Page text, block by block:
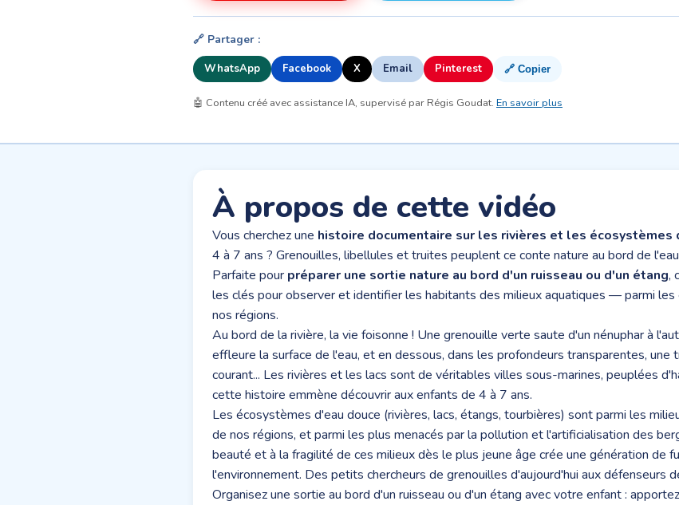
🔗 Partager :
WhatsApp Facebook X Email Pinterest 🔗 Copier
🤖 Contenu créé avec assistance IA, supervisé par Régis Goudat. En savoir plus
À propos de cette vidéo
Vous cherchez une histoire documentaire sur les rivières et les écosystèmes
4 à 7 ans ? Grenouilles, libellules et truites peuplent ce conte nature au bord de
Parfaite pour préparer une sortie nature au bord d'un ruisseau ou d'un étang,
les clés pour observer et identifier les habitants des milieux aquatiques — parmi
nos régions.
Au bord de la rivière, la vie foisonne ! Une grenouille verte saute d'un nénuphar à
effleure la surface de l'eau, et en dessous, dans les profondeurs transparentes,
courant... Les rivières et les lacs sont de véritables villes sous-marines, peuplées
cette histoire emmène découvrir aux enfants de 4 à 7 ans.
Les écosystèmes d'eau douce (rivières, lacs, étangs, tourbières) sont parmi les
de nos régions, et parmi les plus menacés par la pollution et l'artificialisation des
beauté et à la fragilité de ces milieux dès le plus jeune âge crée une génération de
l'environnement. Des petits chercheurs de grenouilles d'aujourd'hui aux défenseurs
Organisez une sortie au bord d'un ruisseau ou d'un étang avec votre enfant :